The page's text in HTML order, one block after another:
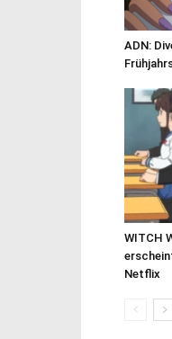
ADN:
WITCH
Netflix